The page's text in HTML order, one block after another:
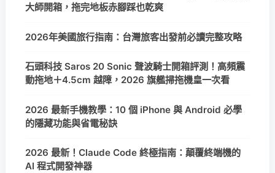
大師開箱，拖完地板赤腳踩也乾爽
2026年美國旅行指南：台灣旅客出發前必讀完整攻略
石頭科技 Saros 20 Sonic 聲波騎士開箱評測！高頻震
動拖地＋4.5cm 越障，2026 旗艦掃拖機皇一次看
2026 最新手機教學：10 個 iPhone 與 Android 必學
的隱藏功能與省電秘訣
2026 最新！Claude Code 終極指南：顛覆終端機的
AI 程式開發神器